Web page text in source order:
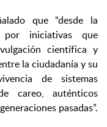
que “desde la
por iniciativas que
científica y
la ciudadanía y su
de sistemas
careo, auténticos
pasadas”.